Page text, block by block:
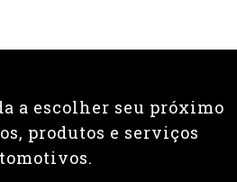
a escolher seu próximo
produtos e serviços